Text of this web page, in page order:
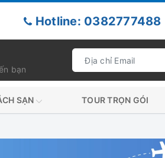
Hotline: 0382777488
bạn
SẠN TOUR TRỌN GÓI